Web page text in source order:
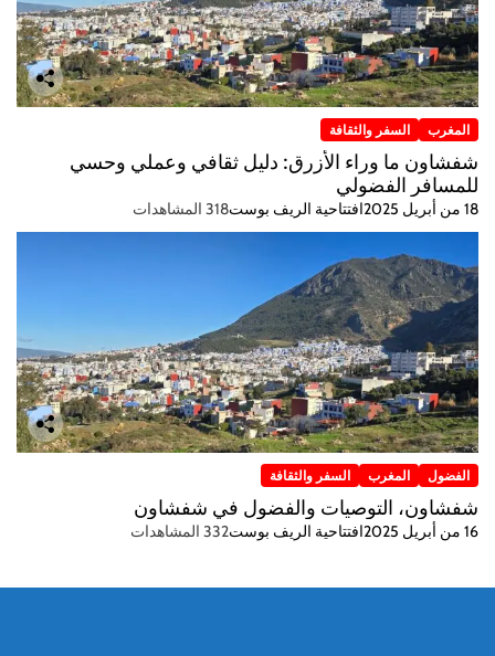
المغرب السفر والثقافة
شفشاون ما وراء الأزرق: دليل ثقافي وعملي وحسي
للمسافر الفضولي
18 من أبريل 2025 افتتاحية الريف بوست318 المشاهدات
الفضول المغرب السفر والثقافة
شفشاون، التوصيات والفضول في شفشاون
16 من أبريل 2025 افتتاحية الريف بوست332 المشاهدات